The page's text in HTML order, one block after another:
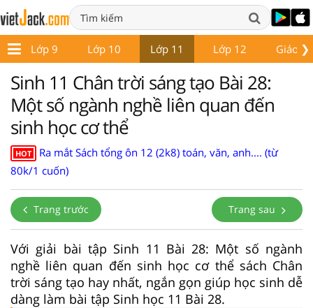
❯
Lớp 9 Lớp 10 Lớp 11 Lớp 12 Giáo
Sinh 11 Chân trời sáng tạo Bài 28:
Một số ngành nghề liên quan đến
sinh học cơ thể
HOT
Ra mắt Sách tổng ôn 12 (2k8) toán, văn, anh.... (từ
80k/1 cuốn)
Trang trước Trang sau
Với giải bài tập Sinh 11 Bài 28: Một số ngành
nghề liên quan đến sinh học cơ thể sách Chân
trời sáng tạo hay nhất, ngắn gọn giúp học sinh dễ
dàng làm bài tập Sinh học 11 Bài 28.